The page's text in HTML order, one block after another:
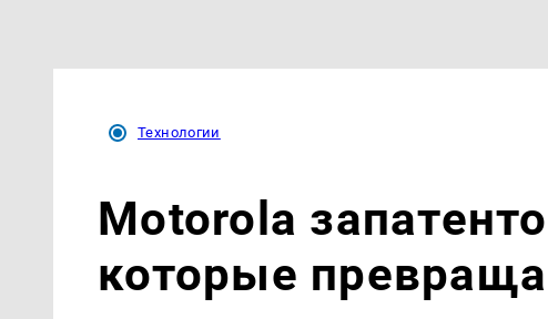
Технологии
Motorola
которые